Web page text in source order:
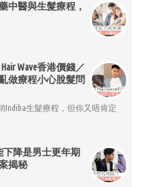
中醫與生髮療程，
Wave香港價錢／
做療程小心脫髮問
Indiba生髮療程，但你又唔肯定
降是男士更年期
揭秘